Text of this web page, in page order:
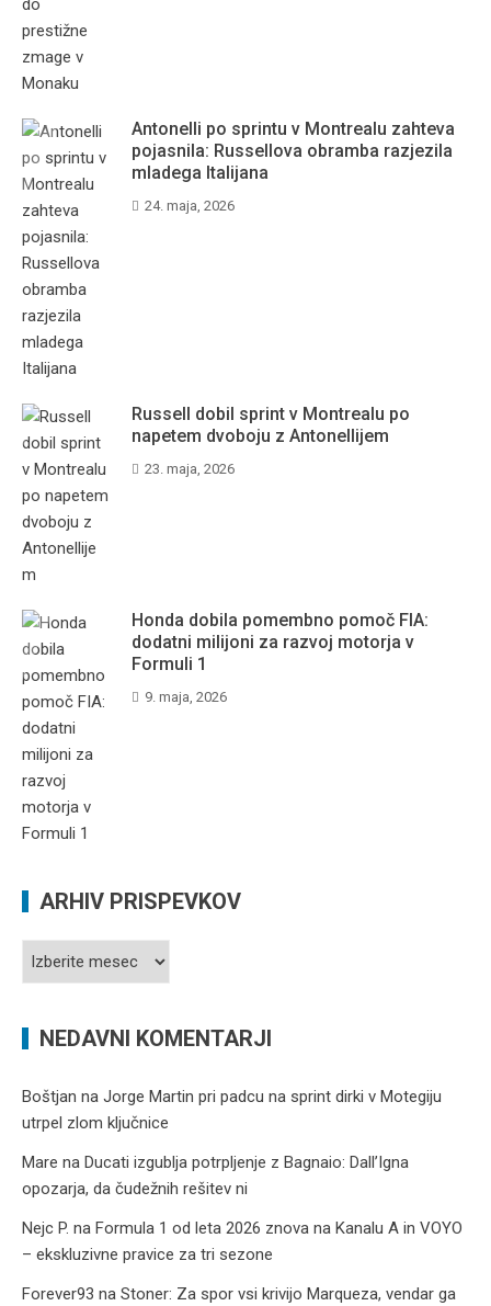
Antonelli po sprintu v Montrealu zahteva
pojasnila: Russellova obramba razjezila
mladega Italijana
24. maja, 2026
Russell dobil sprint v Montrealu po
napetem dvoboju z Antonellijem
23. maja, 2026
Honda dobila pomembno pomoč FIA:
dodatni milijoni za razvoj motorja v
Formuli 1
9. maja, 2026
ARHIV PRISPEVKOV
Arhiv
NEDAVNI KOMENTARJI
Boštjan na Jorge Martin pri padcu na sprint dirki v Motegiju
utrpel zlom ključnice
Mare na Ducati izgublja potrpljenje z Bagnaio: Dall’Igna
opozarja, da čudežnih rešitev ni
Nejc P. na Formula 1 od leta 2026 znova na Kanalu A in VOYO
– ekskluzivne pravice za tri sezone
Forever93 na Stoner: Za spor vsi krivijo Marqueza, vendar ga